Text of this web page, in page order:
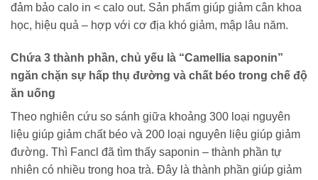
đảm bảo calo in < calo out. Sản phẩm giúp giảm cân khoa
học, hiệu quả – hợp với cơ địa khó giảm, mập lâu năm.
Chứa 3 thành phần, chủ yếu là “Camellia saponin”
ngăn chặn sự hấp thụ đường và chất béo trong chế độ
ăn uống
Theo nghiên cứu so sánh giữa khoảng 300 loại nguyên
liệu giúp giảm chất béo và 200 loại nguyên liệu giúp giảm
đường. Thì Fancl đã tìm thấy saponin – thành phần tự
nhiên có nhiều trong hoa trà. Đây là thành phần giúp giảm